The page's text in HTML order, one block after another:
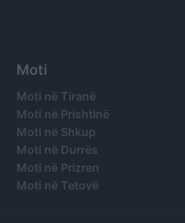
Moti
Moti në Tiranë
Moti në Prishtinë
Moti në Shkup
Moti në Durrës
Moti në Prizren
Moti në Tetovë